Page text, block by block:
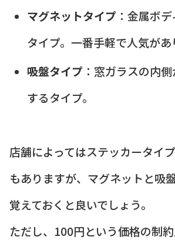
マグネットタイプ ：金属ボ
タイプ。一番手軽で人気があ
吸盤タイプ ：窓ガラスの内
するタイプ。
店舗によってはステッカータイ
もありますが、マグネットと吸
覚えておくと良いでしょう。
ただし、100円という価格の制